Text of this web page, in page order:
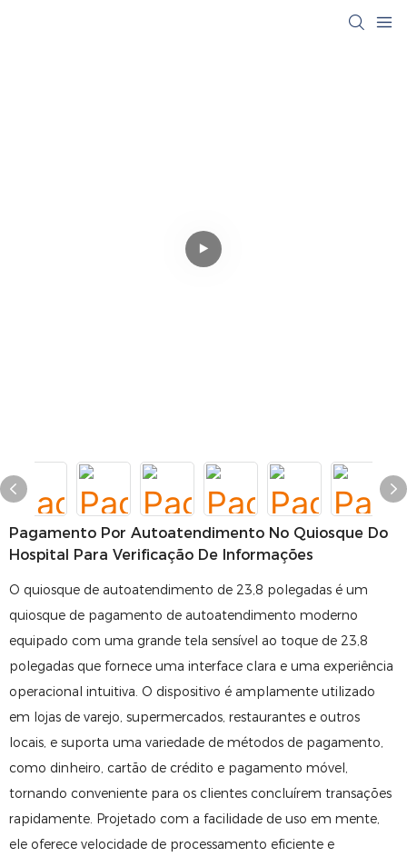
Pagamento Por Autoatendimento No Quiosque Do
Hospital Para Verificação De Informações
O quiosque de autoatendimento de 23,8 polegadas é um
quiosque de pagamento de autoatendimento moderno
equipado com uma grande tela sensível ao toque de 23,8
polegadas que fornece uma interface clara e uma experiência
operacional intuitiva. O dispositivo é amplamente utilizado
em lojas de varejo, supermercados, restaurantes e outros
locais, e suporta uma variedade de métodos de pagamento,
como dinheiro, cartão de crédito e pagamento móvel,
tornando conveniente para os clientes concluírem transações
rapidamente. Projetado com a facilidade de uso em mente,
ele oferece velocidade de processamento eficiente e